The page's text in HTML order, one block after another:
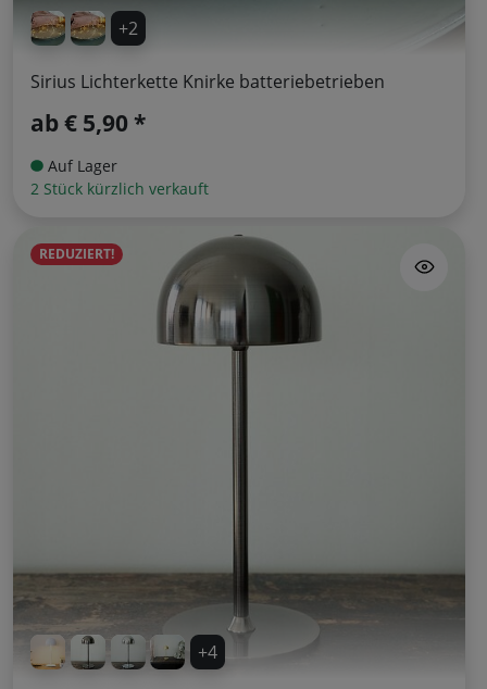
+2
Sirius Lichterkette Knirke batteriebetrieben
ab€ 5,90 *
Auf Lager
2 Stück kürzlich verkauft
+4
REDUZIERT!